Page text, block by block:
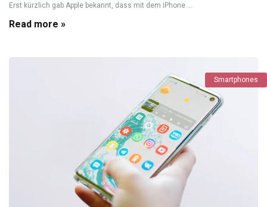
Erst kürzlich gab Apple bekannt, dass mit dem iPhone ...
Read more »
Smartphones